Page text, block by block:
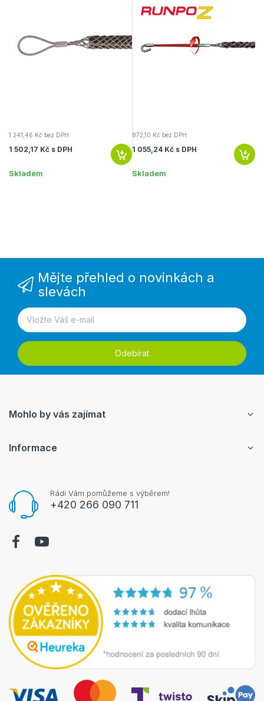
1 241,46 Kč bez DPH
1 502,17 Kč s DPH
Skladem
872,10 Kč bez DPH
1 055,24 Kč s DPH
Skladem
Mějte přehled o novinkách a
slevách
Odebírat
Rádi Vám pomůžeme s výběrem!
+420 266 090 711
Mohlo by vás zajímat
Informace